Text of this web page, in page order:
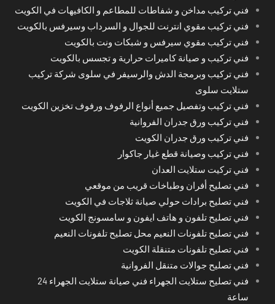
فني تركيب مداخن و شفاطات للمطاعم و الكافيهات في الكويت
فني تركيب مقوي انترنت للجوال و السرداب وسيرفس بالكويت
فني تركيب مقوي سيرفس و شبكات ونت بالكويت
فني تركيب و صيانة كاميرات حرارية و تجسس بالكويت
فني تركيب وبرمجة الدش والرسيفر في سلوى شركة تركيب
ستلايت سلوى
فني تركيب وتفصيل جميع أنواع الرفوف ورفوف تخزين الكويت
فني تركيب ورق جدران الفروانية
فني تركيب ورق جدران الكويت
فني تركيب وصيانة قطع غيار جاكوار
فني تركيت ستلايت العدان
فني تصليح أفران وطباخات قريب من موقعي
فني تصليح برادات حولي صيانة ثلاجات في الكويت
فني تصليح تلفون و هاتف ايفون و سامسونج الكويت
فني تصليح تلفونات النعيم محل تصليح تلفونات النعيم
فني تصليح تلفونات متنقلة الكويت
فني تصليح جوالات متنقل الفروانية
فني تصليح ستلايت الجهراء فني صيانة ستلايت الجهراء 24
ساعة